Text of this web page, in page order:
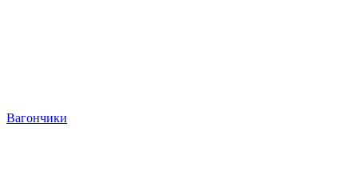
Вагончики